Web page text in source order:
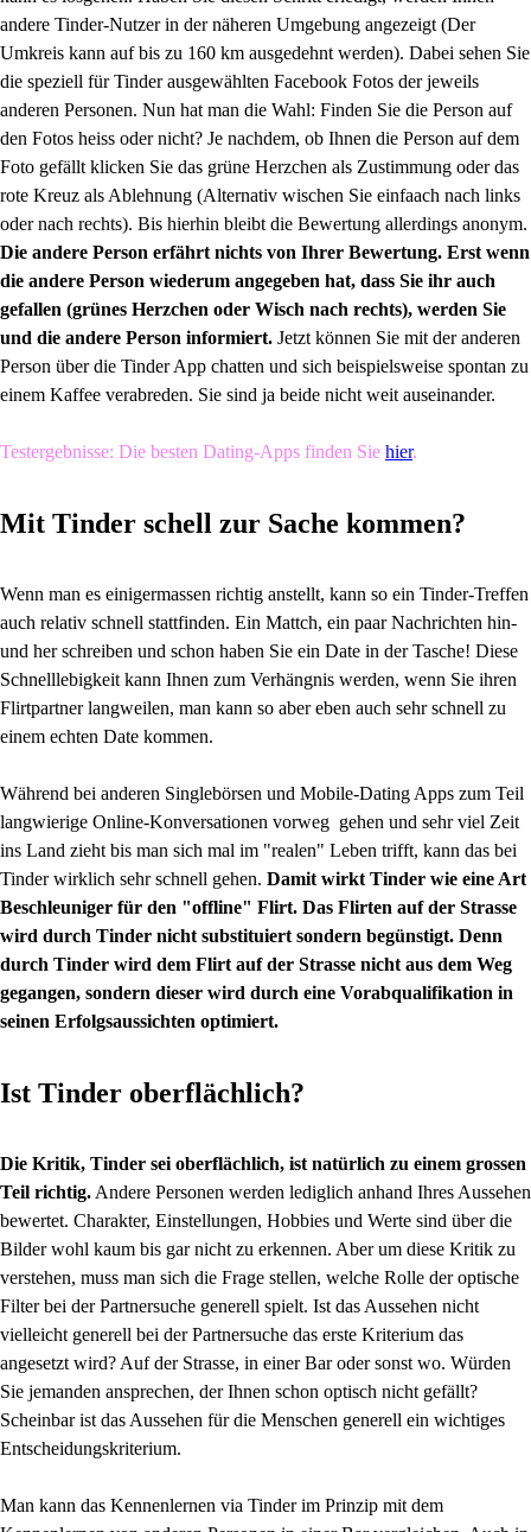
andere Tinder-Nutzer in der näheren Umgebung angezeigt (Der
Umkreis kann auf bis zu 160 km ausgedehnt werden). Dabei sehen Sie
die speziell für Tinder ausgewählten Facebook Fotos der jeweils
anderen Personen. Nun hat man die Wahl: Finden Sie die Person auf
den Fotos heiss oder nicht? Je nachdem, ob Ihnen die Person auf dem
Foto gefällt klicken Sie das grüne Herzchen als Zustimmung oder das
rote Kreuz als Ablehnung (Alternativ wischen Sie einfaach nach links
oder nach rechts). Bis hierhin bleibt die Bewertung allerdings anonym.
Die andere Person erfährt nichts von Ihrer Bewertung. Erst wenn
die andere Person wiederum angegeben hat, dass Sie ihr auch
gefallen (grünes Herzchen oder Wisch nach rechts), werden Sie
und die andere Person informiert. Jetzt können Sie mit der anderen
Person über die Tinder App chatten und sich beispielsweise spontan zu
einem Kaffee verabreden. Sie sind ja beide nicht weit auseinander.
Testergebnisse: Die besten Dating-Apps finden Sie hier.
Mit Tinder schell zur Sache kommen?
Wenn man es einigermassen richtig anstellt, kann so ein Tinder-Treffen
auch relativ schnell stattfinden. Ein Mattch, ein paar Nachrichten hin-
und her schreiben und schon haben Sie ein Date in der Tasche! Diese
Schnelllebigkeit kann Ihnen zum Verhängnis werden, wenn Sie ihren
Flirtpartner langweilen, man kann so aber eben auch sehr schnell zu
einem echten Date kommen.
Während bei anderen Singlebörsen und Mobile-Dating Apps zum Teil
langwierige Online-Konversationen vorweg gehen und sehr viel Zeit
ins Land zieht bis man sich mal im "realen" Leben trifft, kann das bei
Tinder wirklich sehr schnell gehen. Damit wirkt Tinder wie eine Art
Beschleuniger für den "offline" Flirt. Das Flirten auf der Strasse
wird durch Tinder nicht substituiert sondern begünstigt. Denn
durch Tinder wird dem Flirt auf der Strasse nicht aus dem Weg
gegangen, sondern dieser wird durch eine Vorabqualifikation in
seinen Erfolgsaussichten optimiert.
Ist Tinder oberflächlich?
Die Kritik, Tinder sei oberflächlich, ist natürlich zu einem grossen
Teil richtig. Andere Personen werden lediglich anhand Ihres Aussehen
bewertet. Charakter, Einstellungen, Hobbies und Werte sind über die
Bilder wohl kaum bis gar nicht zu erkennen. Aber um diese Kritik zu
verstehen, muss man sich die Frage stellen, welche Rolle der optische
Filter bei der Partnersuche generell spielt. Ist das Aussehen nicht
vielleicht generell bei der Partnersuche das erste Kriterium das
angesetzt wird? Auf der Strasse, in einer Bar oder sonst wo. Würden
Sie jemanden ansprechen, der Ihnen schon optisch nicht gefällt?
Scheinbar ist das Aussehen für die Menschen generell ein wichtiges
Entscheidungskriterium.
Man kann das Kennenlernen via Tinder im Prinzip mit dem